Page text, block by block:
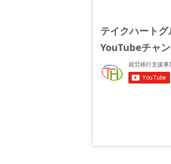
テイクハート
YouTubeチャ